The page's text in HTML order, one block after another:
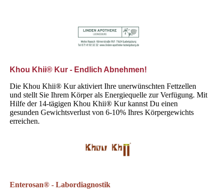
Khou Khii® Kur - Endlich Abnehmen!
Die Khou Khii® Kur aktiviert Ihre unerwünschten Fettzellen
und stellt Sie Ihrem Körper als Energiequelle zur Verfügung. Mit
Hilfe der 14-tägigen Khou Khii® Kur kannst Du einen
gesunden Gewichtsverlust von 6-10% Ihres Körpergewichts
erreichen.
Enterosan® - Labordiagnostik